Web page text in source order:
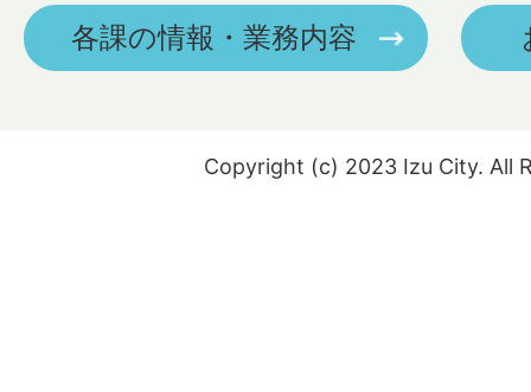
各課の情報・業務内容
Copyright (c) 2023 Izu City. All